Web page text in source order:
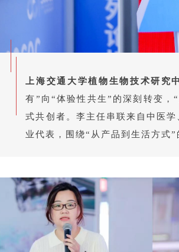
上海交通大学植物生物技术研究
有”向“体验性共生”的深刻转变，
式共创者。李主任串联来自中医
业代表，围绕“从产品到生活方式